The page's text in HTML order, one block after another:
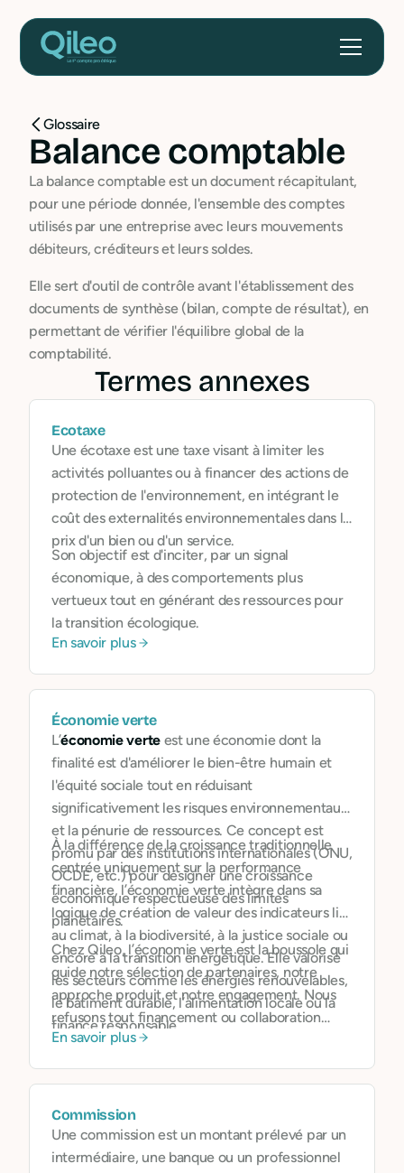
Glossaire
Balance comptable
La balance comptable est un document récapitulant,
pour une période donnée, l'ensemble des comptes
utilisés par une entreprise avec leurs mouvements
débiteurs, créditeurs et leurs soldes.
Elle sert d'outil de contrôle avant l'établissement des
documents de synthèse (bilan, compte de résultat), en
permettant de vérifier l'équilibre global de la
comptabilité.
Termes annexes
Ecotaxe
Une écotaxe est une taxe visant à limiter les
activités polluantes ou à financer des actions de
protection de l'environnement, en intégrant le
coût des externalités environnementales dans le
prix d'un bien ou d'un service.
Son objectif est d'inciter, par un signal
économique, à des comportements plus
vertueux tout en générant des ressources pour
la transition écologique.
En savoir plus
Économie verte
L’économie verteest une économie dont la
finalité est d'améliorer le bien-être humain et
l'équité sociale tout en réduisant
significativement les risques environnementaux
et la pénurie de ressources. Ce concept est
promu par des institutions internationales (ONU,
OCDE, etc.) pour désigner une croissance
économique respectueuse des limites
planétaires.
À la différence de la croissance traditionnelle
centrée uniquement sur la performance
financière, l’économie verte intègre dans sa
logique de création de valeur des indicateurs liés
au climat, à la biodiversité, à la justice sociale ou
encore à la transition énergétique. Elle valorise
les secteurs comme les énergies renouvelables,
le bâtiment durable, l’alimentation locale ou la
finance responsable.
Chez Qileo, l’économie verte est la boussole qui
guide notre sélection de partenaires, notre
approche produit et notre engagement. Nous
refusons tout financement ou collaboration
avec des acteurs nuisibles à l’environnement
encourageons l’orientation de l’épargne et des
flux financiers vers des projets bénéfiques.
En savoir plus
Commission
Une commission est un montant prélevé par un
intermédiaire, une banque ou un professionnel